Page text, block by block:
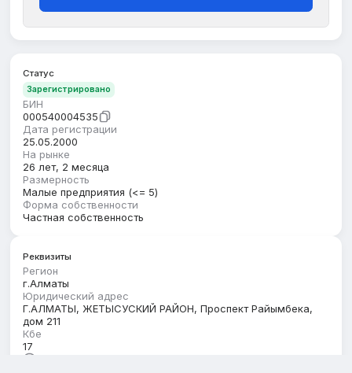
Статус
Зарегистрировано
БИН
000540004535
Дата регистрации
25.05.2000
На рынке
26 лет, 2 месяца
Размерность
Малые предприятия (<= 5)
Форма собственности
Частная собственность
Реквизиты
Регион
г.Алматы
Юридический адрес
Г.АЛМАТЫ, ЖЕТЫСУСКИЙ РАЙОН, Проспект Райымбека,
дом 211
Кбе
17